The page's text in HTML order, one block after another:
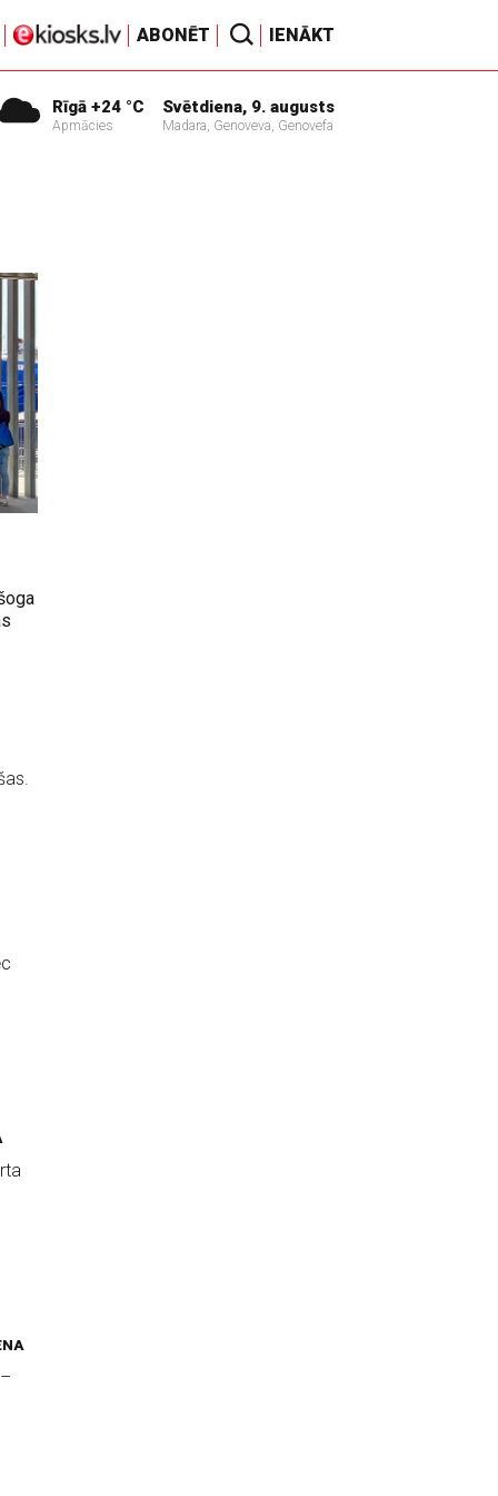
ABONĒT IENĀKT
Rīgā +24 °C
Apmācies
Svētdiena, 9. augusts
Madara, Genoveva, Genovefa